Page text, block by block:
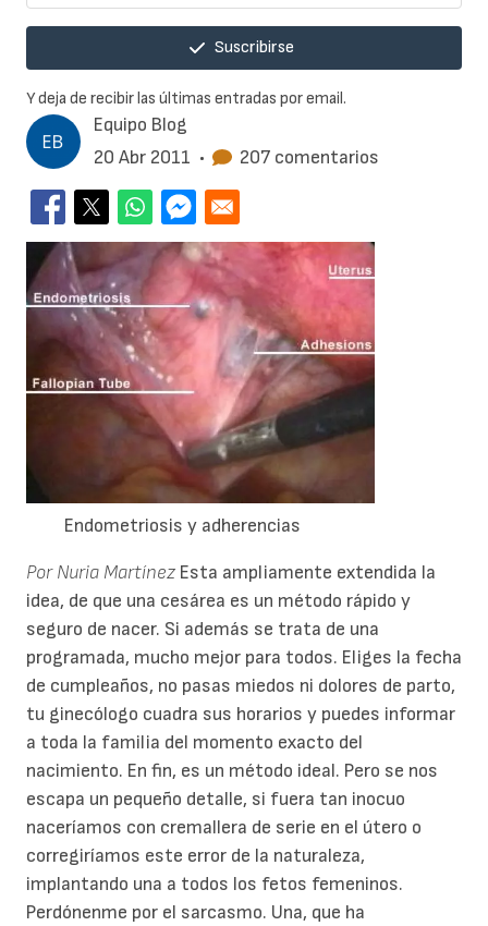
Equipo Blog
20 Abr 2011 • 207 comentarios
Endometriosis y adherencias
Por Nuria Martínez Esta ampliamente extendida la
idea, de que una cesárea es un método rápido y
seguro de nacer. Si además se trata de una
programada, mucho mejor para todos. Eliges la fecha
de cumpleaños, no pasas miedos ni dolores de parto,
tu ginecólogo cuadra sus horarios y puedes informar
a toda la familia del momento exacto del
nacimiento. En fin, es un método ideal. Pero se nos
escapa un pequeño detalle, si fuera tan inocuo
naceríamos con cremallera de serie en el útero o
corregiríamos este error de la naturaleza,
implantando una a todos los fetos femeninos.
Perdónenme por el sarcasmo. Una, que ha
Suscribirse
Y deja de recibir las últimas entradas por email.